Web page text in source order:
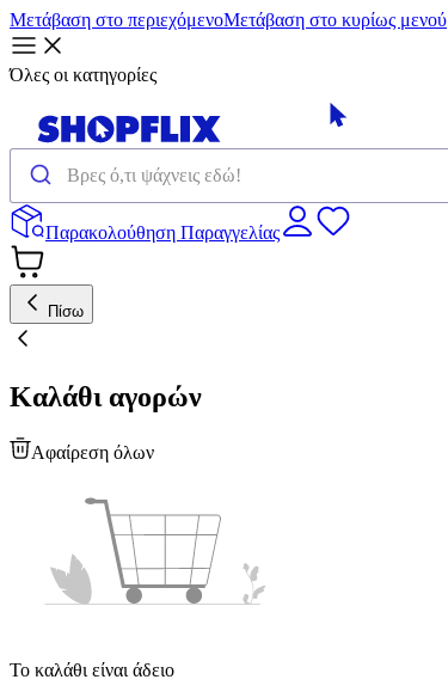
Μετάβαση στο περιεχόμενοΜετάβαση στο κυρίως μενού
Όλες οι κατηγορίες
Παρακολούθηση Παραγγελίας
Πίσω
Καλάθι αγορών
Αφαίρεση όλων
Το καλάθι είναι άδειο